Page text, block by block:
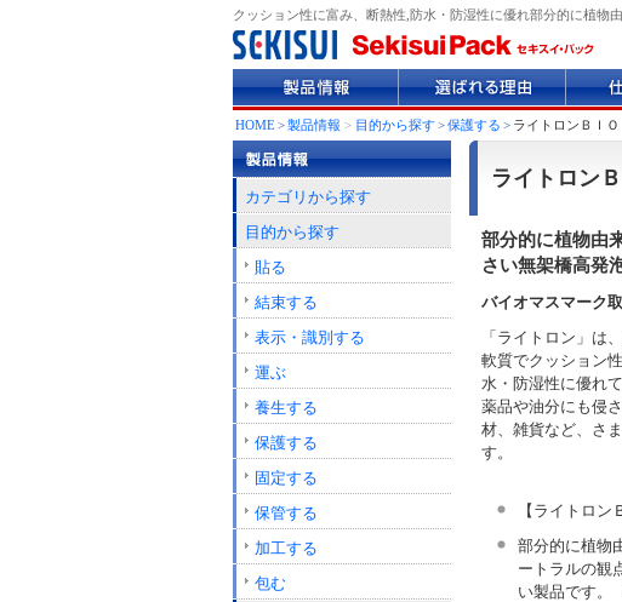
クッション性に富み、断熱性,防水・防湿性に優れ部分的に植物
品
情
報
ば
れ
理
入
先
集
HOME>製品情報 > 目的から探す>保護する > ライトロンＢＩＯ
ライトロン
部分的に植物由
さい無架橋高発
バイオマスマーク
「ライトロン」は
軟質でクッション
水・防湿性に優れて
薬品や油分にも侵
材、雑貨など、さ
す。
【ライトロン
部分的に植物
ートラルの観
い製品です。
カテゴリから探す
目的から探す
貼る
結束する
表示・識別する
運ぶ
養生する
保護する
固定する
保管する
加工する
包む